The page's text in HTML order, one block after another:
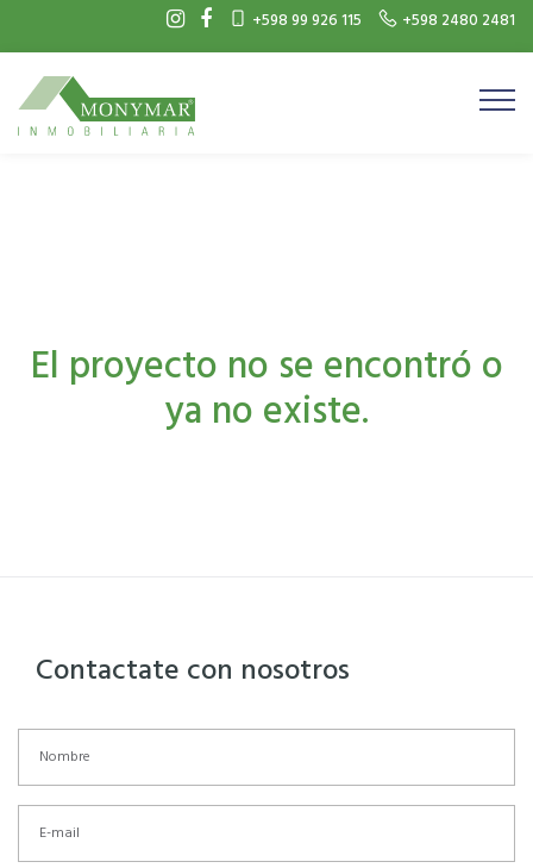
+598 99 926 115 +598 2480 2481
El proyecto no se encontró o
ya no existe.
Contactate con nosotros